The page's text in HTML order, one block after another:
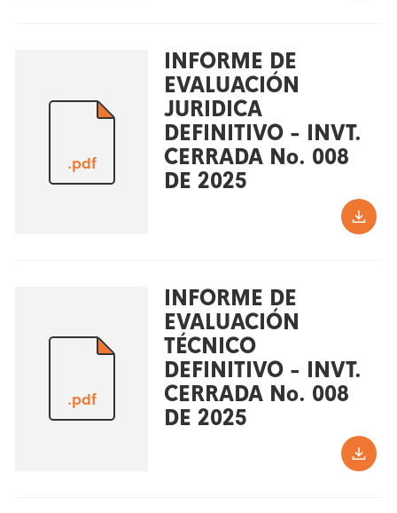
.pdf
INFORME DE
EVALUACIÓN
JURIDICA
DEFINITIVO - INVT.
CERRADA No. 008
DE 2025
.pdf
INFORME DE
EVALUACIÓN
TÉCNICO
DEFINITIVO - INVT.
CERRADA No. 008
DE 2025